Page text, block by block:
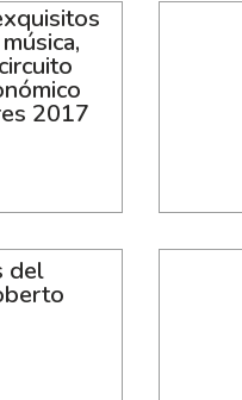
2017
del